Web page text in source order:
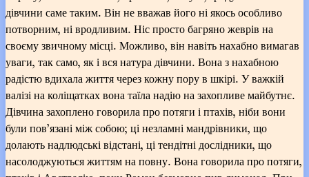
дівчини саме таким. Він не вважав його ні якось особливо
потворним, ні вродливим. Ніс просто багряно жеврів на
своєму звичному місці. Можливо, він навіть нахабно вимагав
уваги, так само, як і вся натура дівчини. Вона з нахабною
радістю вдихала життя через кожну пору в шкірі. У важкій
валізі на коліщатках вона таїла надію на захопливе майбутнє.
Дівчина захоплено говорила про потяги і птахів, ніби вони
були пов’язані між собою; ці незламні мандрівники, що
долають надлюдські відстані, ці тендітні дослідники, що
насолоджуються життям на повну. Вона говорила про потяги,